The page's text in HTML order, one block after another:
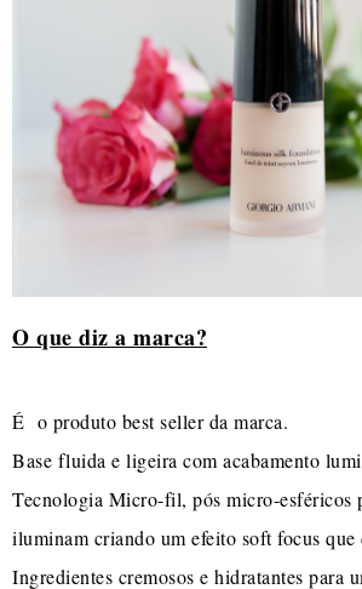
O que diz a marca?
É o produto best seller da marca.
Base fluida e ligeira com acabamento
Tecnologia Micro-fil, pós micro-esféricos
iluminam criando um efeito soft focus
Ingredientes cremosos e hidratantes para